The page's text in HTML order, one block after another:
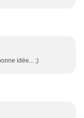
idée... ;)